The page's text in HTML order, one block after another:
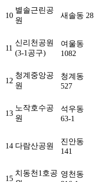
10
별솔근린공
원
새솔동 28
11
신리천공원
(3-1공구)
여울동
1082
12
청계중앙공
원
청계동
527
13
노작호수공
원
석우동
63-1
14 다람산공원
진안동
141
15
치동천1호공 영천동